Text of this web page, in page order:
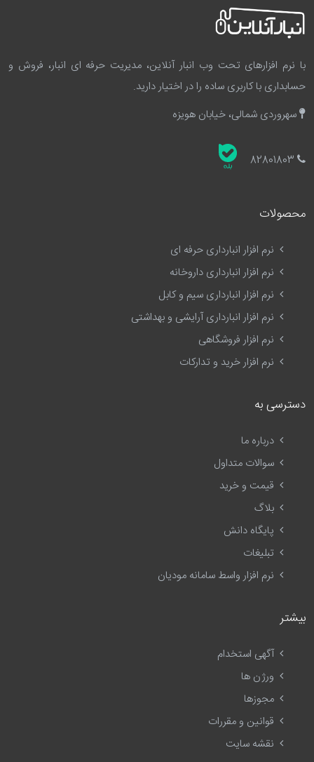
با نرم افزارهای تحت وب انبار آنلاین، مدیریت حرفه ای انبار، فروش و
حسابداری با کاربری ساده را در اختیار دارید.
سهروردی شمالی، خیابان هویزه
محصولات
نرم افزار انبارداری حرفه ای
نرم افزار انبارداری داروخانه
نرم افزار انبارداری سیم و کابل
نرم افزار انبارداری آرایشی و بهداشتی
نرم افزار فروشگاهی
نرم افزار خرید و تدارکات
دسترسی به
درباره ما
سوالات متداول
قیمت و خرید
بلاگ
پایگاه دانش
تبلیغات
نرم افزار واسط سامانه مودیان
بیشتر
آگهی استخدام
ورژن ها
مجوزها
قوانین و مقررات
نقشه سایت